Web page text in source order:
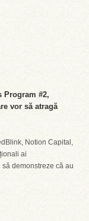
Program #2,
vor să atragă
Notion Capital,
ai
demonstreze că au